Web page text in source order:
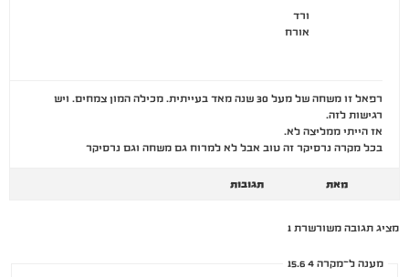
ורד
אורח
רפאל זו משחה של מעל 30 שנה מאד בעייתית. מכילה המון צמחים. ויש
רגישות לזה.
אז הייתי ממליצה לא.
בכל מקרה נרסיקר זה טוב אבל לא למרוח גם משחה וגם נרסיקר
מאת תגובות
מציג תגובה משורשרת 1
מענה ל־מקרה 4 15.6